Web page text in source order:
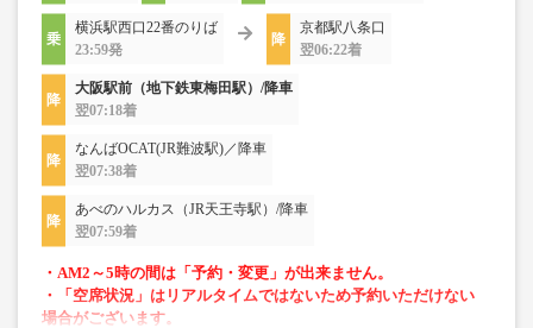
横浜駅西口22番のりば
23:59発
京都駅八条口
翌06:22着
大阪駅前（地下鉄東梅田駅）/降車
翌07:18着
なんばOCAT(JR難波駅)／降車
翌07:38着
あべのハルカス（JR天王寺駅）/降車
翌07:59着
・AM2～5時の間は「予約・変更」が出来ません。
・「空席状況」はリアルタイムではないため予約いただけない
場合がございます。